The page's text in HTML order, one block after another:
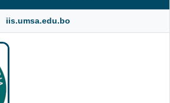
iis.umsa.edu.bo